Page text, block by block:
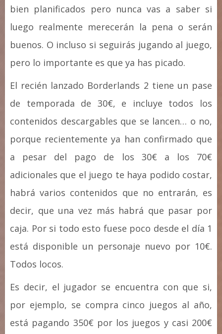
bien planificados pero nunca vas a saber si
luego realmente merecerán la pena o serán
buenos. O incluso si seguirás jugando al juego,
pero lo importante es que ya has picado.
El recién lanzado Borderlands 2 tiene un pase
de temporada de 30€, e incluye todos los
contenidos descargables que se lancen… o no,
porque recientemente ya han confirmado que
a pesar del pago de los 30€ a los 70€
adicionales que el juego te haya podido costar,
habrá varios contenidos que no entrarán, es
decir, que una vez más habrá que pasar por
caja. Por si todo esto fuese poco desde el día 1
está disponible un personaje nuevo por 10€.
Todos locos.
Es decir, el jugador se encuentra con que si,
por ejemplo, se compra cinco juegos al año,
está pagando 350€ por los juegos y casi 200€